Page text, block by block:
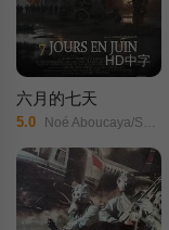
HD中字
六月的七天
5.0 Noé Aboucaya/Sonia Pérez/Alain Marseglia/